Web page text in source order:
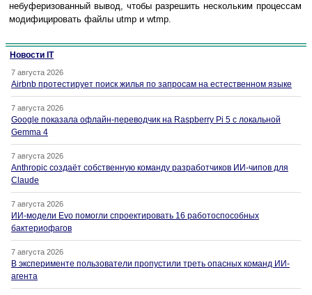
небуферизованный вывод, чтобы разрешить нескольким процессам
модифицировать файлы utmp и wtmp.
Новости IT
7 августа 2026
Airbnb протестирует поиск жилья по запросам на естественном языке
7 августа 2026
Google показала офлайн-переводчик на Raspberry Pi 5 с локальной
Gemma 4
7 августа 2026
Anthropic создаёт собственную команду разработчиков ИИ-чипов для
Claude
7 августа 2026
ИИ-модели Evo помогли спроектировать 16 работоспособных
бактериофагов
7 августа 2026
В эксперименте пользователи пропустили треть опасных команд ИИ-
агента